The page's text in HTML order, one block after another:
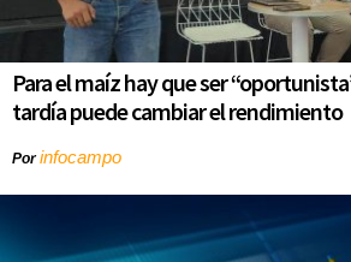
Para el maíz hay que ser
tardía puede cambiar el rendimiento
Porinfocampo